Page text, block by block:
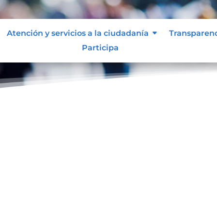
Atención y servicios a la ciudadanía
Participa